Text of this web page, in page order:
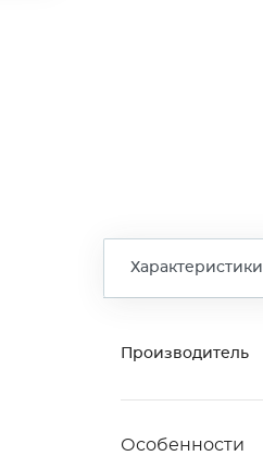
Характеристики
Производитель
Особенности